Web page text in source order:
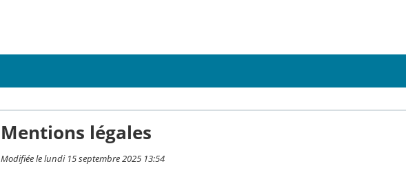
Mentions légales
Modifiée le lundi 15 septembre 2025 13:54